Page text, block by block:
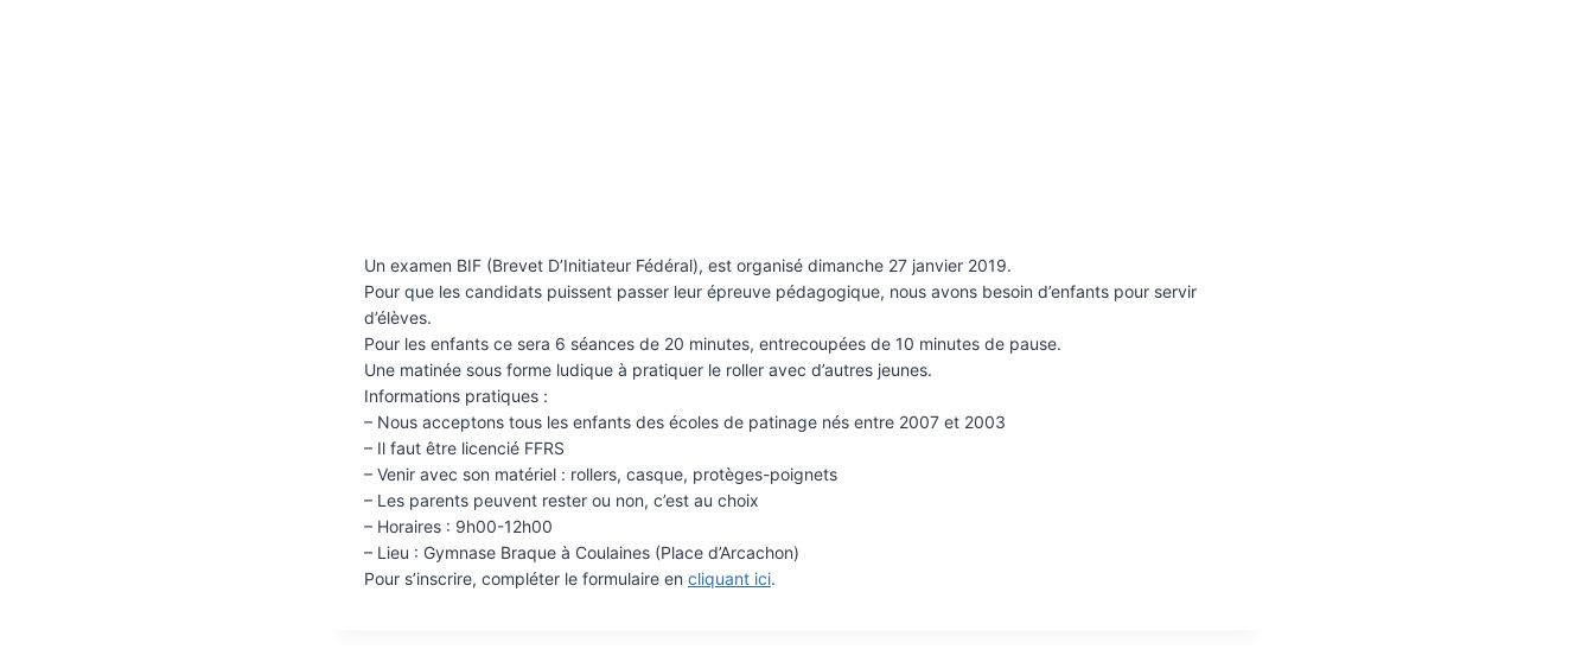
Un examen BIF (Brevet D’Initiateur Fédéral), est organisé dimanche 27 janvier 2019.
Pour que les candidats puissent passer leur épreuve pédagogique, nous avons besoin d’enfants pour servir
d’élèves.
Pour les enfants ce sera 6 séances de 20 minutes, entrecoupées de 10 minutes de pause.
Une matinée sous forme ludique à pratiquer le roller avec d’autres jeunes.
Informations pratiques :
– Nous acceptons tous les enfants des écoles de patinage nés entre 2007 et 2003
– Il faut être licencié FFRS
– Venir avec son matériel : rollers, casque, protèges-poignets
– Les parents peuvent rester ou non, c’est au choix
– Horaires : 9h00-12h00
– Lieu : Gymnase Braque à Coulaines (Place d’Arcachon)
Pour s’inscrire, compléter le formulaire en cliquant ici.